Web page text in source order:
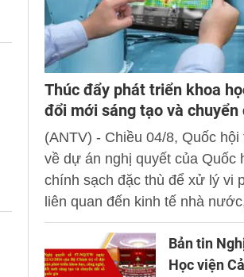
Thúc đẩy phát triển khoa
đổi mới sáng tạo và chuyển
(ANTV) - Chiều 04/8, Quốc
về dự án nghị quyết của Quốc
chính sạch đặc thù để xử lý vi
liên quan đến kinh tế nhà
và ứng dụng khoa học công
tạo và chuyển đổi số.Bản tin
Học viện